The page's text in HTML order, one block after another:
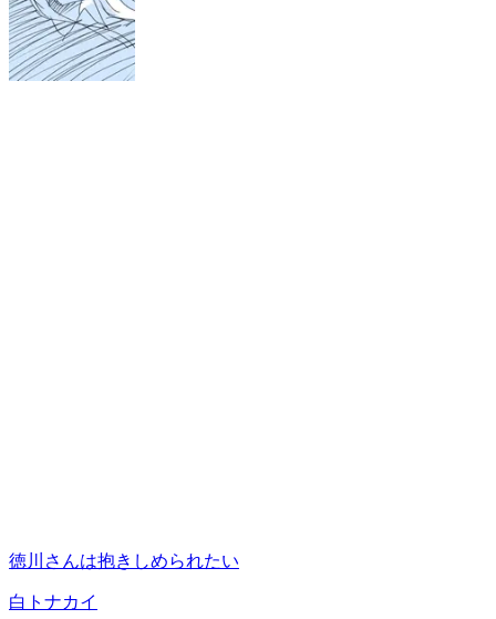
徳川さんは抱きしめられたい
白トナカイ